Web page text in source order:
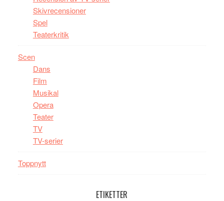
Skivrecensioner
Spel
Teaterkritik
Scen
Dans
Film
Musikal
Opera
Teater
TV
TV-serier
Toppnytt
ETIKETTER